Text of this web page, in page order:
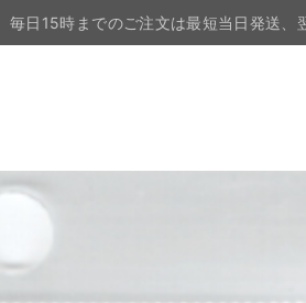
毎日15時までのご注文は最短当日発送、